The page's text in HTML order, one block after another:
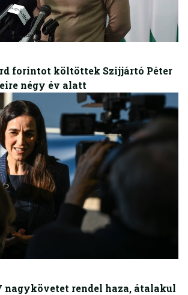
forintot költöttek Szijjártó Péter
négy év alatt
nagykövetet rendel haza, átalakul